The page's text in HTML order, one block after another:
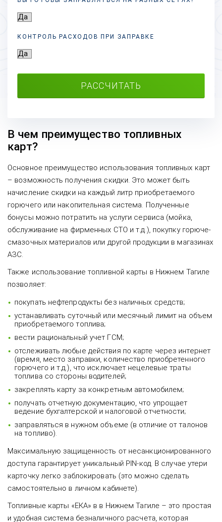
КОНТРОЛЬ РАСХОДОВ ПРИ ЗАПРАВКЕ
РАССЧИТАТЬ
В чем преимущество топливных
карт?
Основное преимущество использования топливных карт
– возможность получения скидки. Это может быть
начисление скидки на каждый литр приобретаемого
горючего или накопительная система. Полученные
бонусы можно потратить на услуги сервиса (мойка,
обслуживание на фирменных СТО и т.д.), покупку горюче-
смазочных материалов или другой продукции в магазинах
АЗС.
Также использование топливной карты в Нижнем Тагиле
позволяет:
покупать нефтепродукты без наличных средств;
устанавливать суточный или месячный лимит на объем
приобретаемого топлива;
вести рациональный учет ГСМ;
отслеживать любые действия по карте через интернет
(время, место заправки, количество приобретенного
горючего и т.д.), что исключает нецелевые траты
топлива со стороны водителей;
закреплять карту за конкретным автомобилем;
получать отчетную документацию, что упрощает
ведение бухгалтерской и налоговой отчетности;
заправляться в нужном объеме (в отличие от талонов
на топливо).
Максимальную защищенность от несанкционированного
доступа гарантирует уникальный PIN-код. В случае утери
карточку легко заблокировать (это можно сделать
самостоятельно в личном кабинете).
Топливные карты «ЕКА» в в Нижнем Тагиле – это простая
и удобная система безналичного расчета, которая